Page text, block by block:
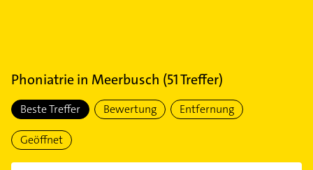
Phoniatriein Meerbusch (51Treffer)
Beste Treffer Bewertung Entfernung
Geöffnet